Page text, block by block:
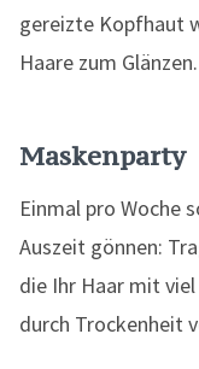
gereizte Kopfhaut
Haare zum Glänzen.
Maskenparty
Einmal pro Woche
Auszeit gönnen:
die Ihr Haar mit
durch Trockenheit